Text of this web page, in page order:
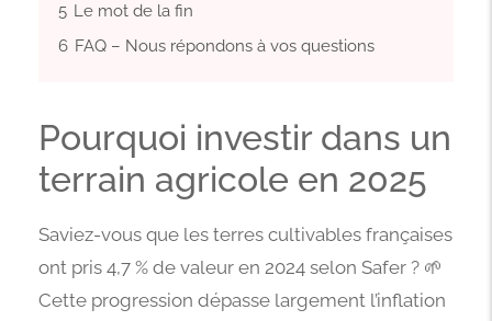
5 Le mot de la fin
6 FAQ – Nous répondons à vos questions
Pourquoi investir dans un
terrain agricole en 2025
Saviez-vous que les terres cultivables françaises
ont pris 4,7 % de valeur en 2024 selon Safer ? 🌱
Cette progression dépasse largement l’inflation